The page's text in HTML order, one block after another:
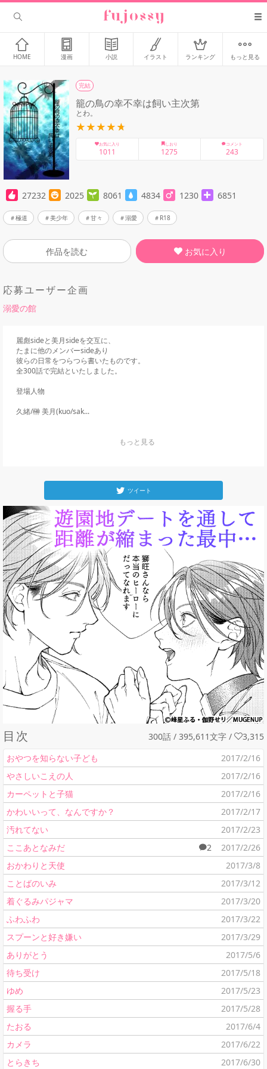
HOME 漫画 小説 イラスト ランキング もっと見る
完結
籠の鳥の幸不幸は飼い主次第
とわ。
お気に入り
1011
しおり
1275
コメント
243
27232 2025 8061 4834 1230 6851
極道 美少年 甘々 溺愛 R18
作品を読む お気に入り
応募ユーザー企画
溺愛の館
麗彪sideと美月sideを交互に、
たまに他のメンバーsideあり
彼らの日常をつらつら書いたものです。
全300話で完結といたしました。
登場人物
久緒/榊 美月(kuo/sak...
ツイート
目次 300話 / 395,611文字 /
3,315
おやつを知らない子ども
2017/2/16
やさしいこえの人
2017/2/16
カーペットと子猫
2017/2/16
かわいいって、なんですか？
2017/2/17
汚れてない
2017/2/23
ここあとなみだ
2
2017/2/26
おかわりと天使
2017/3/8
ことばのいみ
2017/3/12
着ぐるみパジャマ
2017/3/20
ふわふわ
2017/3/22
スプーンと好き嫌い
2017/3/29
ありがとう
2017/5/6
待ち受け
2017/5/18
ゆめ
2017/5/23
握る手
2017/5/28
たおる
2017/6/4
カメラ
2017/6/22
とらきち
2017/6/30